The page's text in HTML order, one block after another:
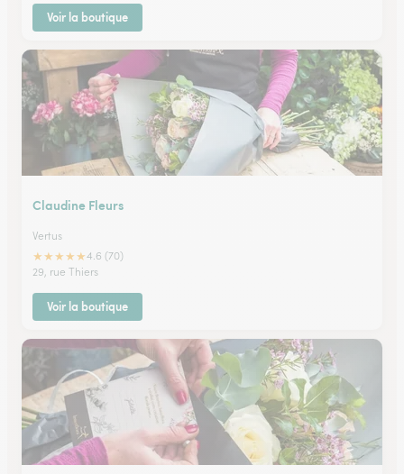
Voir la boutique
Claudine Fleurs
Vertus
★★★★★4.6 (70)
29, rue Thiers
Voir la boutique